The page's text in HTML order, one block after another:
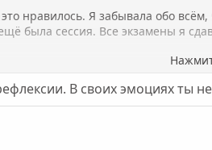
нравилось. Я забывала обо
была сессия. Все экзамены я
нас было трое, потом иногда
время. Нравился только
В своих эмоциях ты